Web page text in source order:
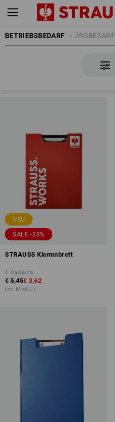
BETRIEBSBEDARF BÜROBEDARF
NEU
SALE -33%
STRAUSS Klemmbrett
1 Variante
€ 5,45€ 3,62
(m. MwSt.)